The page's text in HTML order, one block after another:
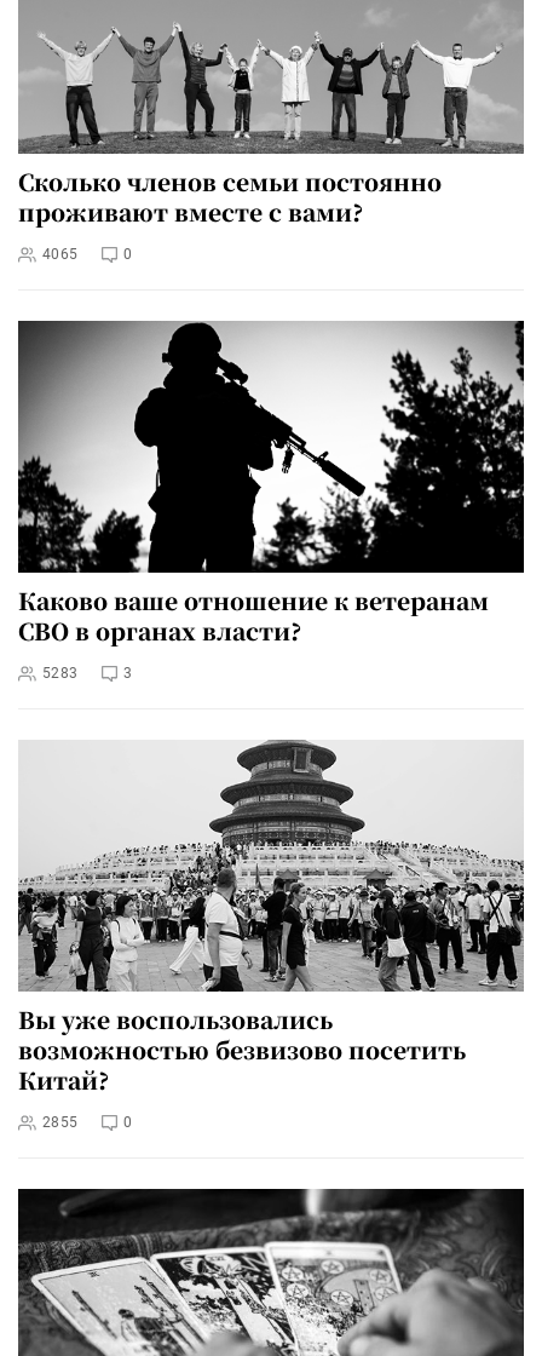
Сколько членов семьи постоянно
проживают вместе с вами?
4065 0
Каково ваше отношение к ветеранам
СВО в органах власти?
5283 3
Вы уже воспользовались
возможностью безвизово посетить
Китай?
2855 0